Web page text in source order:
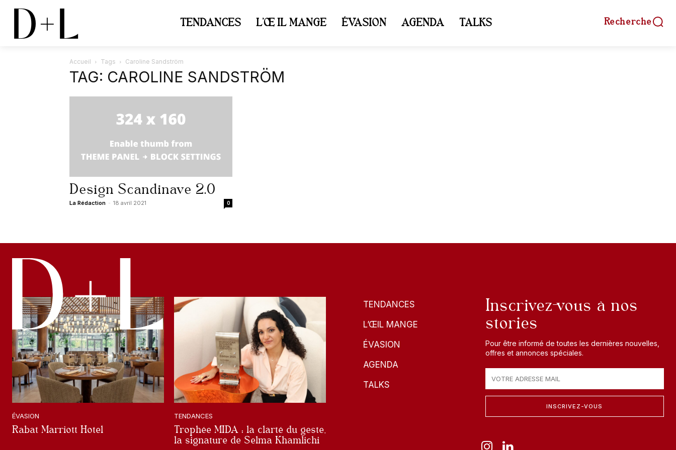
D+L TENDANCES L’ŒIL MANGE ÉVASION AGENDA TALKS Recherche
Accueil Tags Caroline Sandström
TAG: CAROLINE SANDSTRÖM
Design Scandinave 2.0
La Rédaction - 18 avril 2021 0
ÉVASION
Rabat Marriott Hotel
TENDANCES
Trophée MIDA : la clarté du geste,
la signature de Selma Khamlichi
TENDANCES
L’ŒIL MANGE
ÉVASION
AGENDA
TALKS
Inscrivez-vous à nos
stories
Pour être informé de toutes les dernières nouvelles,
offres et annonces spéciales.
INSCRIVEZ-VOUS